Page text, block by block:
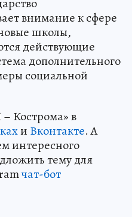
внимание к сфере
школы,
действующие
дополнительного
социальной
Кострома» в
и Вконтакте. А
интересного
тему для
чат-бот